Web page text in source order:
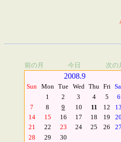
前の月 今日 次の
2008.9
Sun Mon Tue Wed Thu Fri
1
2 3 4 5
6
7
8 9 10 11 12
13
14
15 16 17 18 19
20
21
22 23 24 25 26
27
28
29 30